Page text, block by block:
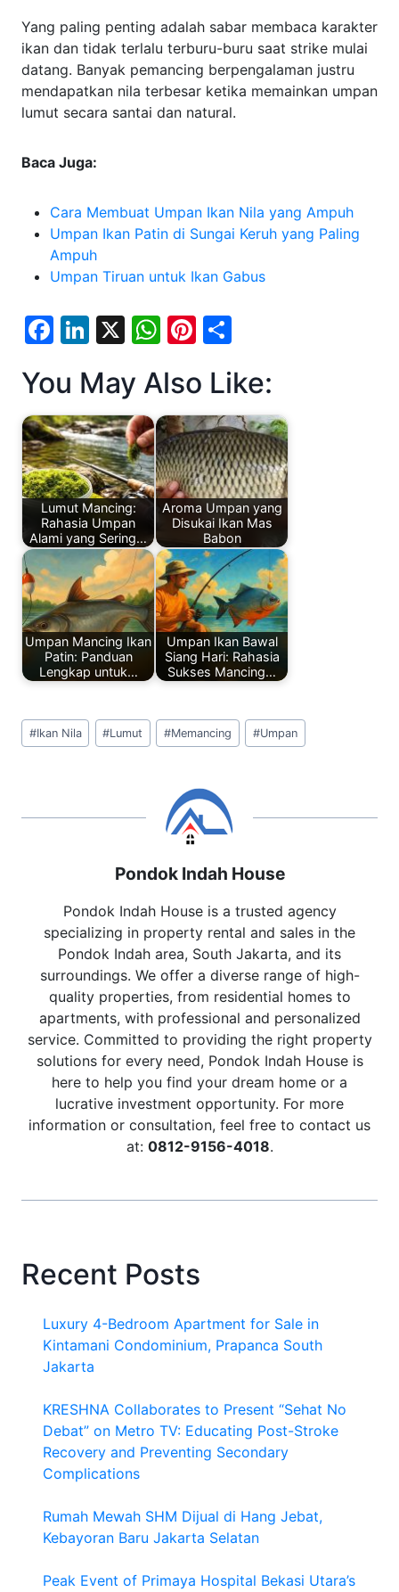
Yang paling penting adalah sabar membaca karakter
ikan dan tidak terlalu terburu-buru saat strike mulai
datang. Banyak pemancing berpengalaman justru
mendapatkan nila terbesar ketika memainkan umpan
lumut secara santai dan natural.
Baca Juga:
Cara Membuat Umpan Ikan Nila yang Ampuh
Umpan Ikan Patin di Sungai Keruh yang Paling
Ampuh
Umpan Tiruan untuk Ikan Gabus
F
c
e
b
o
o
k
Li
k
e
dI
n
X
W
at
s
A
p
p
Pi
er
e
st
ar
e
You May Also Like:
Lumut Mancing:
Rahasia Umpan
Alami yang Sering…
Aroma Umpan yang
Disukai Ikan Mas
Babon
Umpan Mancing Ikan
Patin: Panduan
Lengkap untuk…
Umpan Ikan Bawal
Siang Hari: Rahasia
Sukses Mancing…
Post
Tags:
#Ikan Nila #Lumut #Memancing #Umpan
Pondok Indah House
Pondok Indah House is a trusted agency
specializing in property rental and sales in the
Pondok Indah area, South Jakarta, and its
surroundings. We offer a diverse range of high-
quality properties, from residential homes to
apartments, with professional and personalized
service. Committed to providing the right property
solutions for every need, Pondok Indah House is
here to help you find your dream home or a
lucrative investment opportunity. For more
information or consultation, feel free to contact us
at: 0812-9156-4018.
Recent Posts
Luxury 4-Bedroom Apartment for Sale in
Kintamani Condominium, Prapanca South
Jakarta
KRESHNA Collaborates to Present “Sehat No
Debat” on Metro TV: Educating Post-Stroke
Recovery and Preventing Secondary
Complications
Rumah Mewah SHM Dijual di Hang Jebat,
Kebayoran Baru Jakarta Selatan
Peak Event of Primaya Hospital Bekasi Utara’s